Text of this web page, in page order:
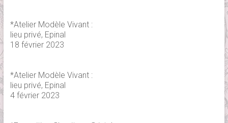
*Atelier Modèle Vivant :
lieu privé, Epinal
18 février 2023
*Atelier Modèle Vivant :
lieu privé, Epinal
4 février 2023